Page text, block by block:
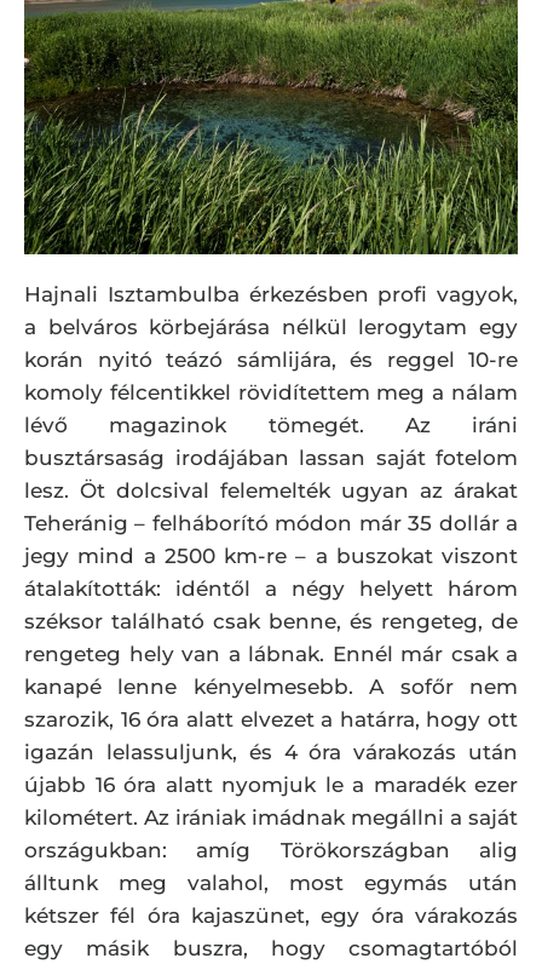
Hajnali Isztambulba érkezésben profi vagyok,
a belváros körbejárása nélkül lerogytam egy
korán nyitó teázó sámlijára, és reggel 10-re
komoly félcentikkel rövidítettem meg a nálam
lévő magazinok tömegét. Az iráni
busztársaság irodájában lassan saját fotelom
lesz. Öt dolcsival felemelték ugyan az árakat
Teheránig – felháborító módon már 35 dollár a
jegy mind a 2500 km-re – a buszokat viszont
átalakították: idéntől a négy helyett három
széksor található csak benne, és rengeteg, de
rengeteg hely van a lábnak. Ennél már csak a
kanapé lenne kényelmesebb. A sofőr nem
szarozik, 16 óra alatt elvezet a határra, hogy ott
igazán lelassuljunk, és 4 óra várakozás után
újabb 16 óra alatt nyomjuk le a maradék ezer
kilométert. Az irániak imádnak megállni a saját
országukban: amíg Törökországban alig
álltunk meg valahol, most egymás után
kétszer fél óra kajaszünet, egy óra várakozás
egy másik buszra, hogy csomagtartóból